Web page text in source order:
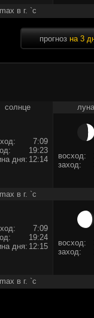
в г. `c
прогноз на 3
солнце луна
7:09
19:23
дня: 12:14 восход:
заход:
в г. `c
7:09
19:24
дня: 12:15 восход:
заход:
в г. `c